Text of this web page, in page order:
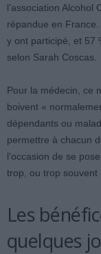
l’association Alcohol
répandue en
y ont participé, et 57
selon Sarah Coscas.
Pour la médecin, ce
boivent «
dépendants ou
permettre à chacun
l’occasion de se
trop, ou trop souvent
Les
quelques